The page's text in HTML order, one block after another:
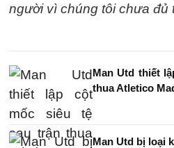
người vì chúng tôi chưa đủ
Man Utd thiết
thua Atletico
Man Utd bị loại